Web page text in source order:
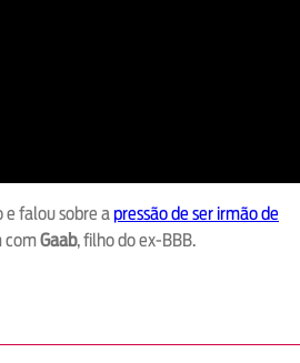
e falou sobre apressão de ser irmão de
comGaab, filho do ex-BBB.